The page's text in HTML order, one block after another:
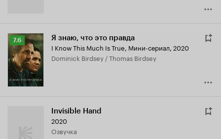
Рейтинг
Кинопоиска
7.6
7.6 Я знаю, что это правда
I Know This Much Is True, Мини-сериал, 2020
Dominick Birdsey / Thomas Birdsey
Invisible Hand
2020
озвучка